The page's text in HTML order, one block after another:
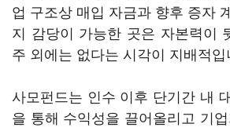
업 구조상 매입 자금과 향후 증자
지 감당이 가능한 곳은 자본력이
주 외에는 없다는 시각이 지배적입
사모펀드는 인수 이후 단기간 내
을 통해 수익성을 끌어올리고 기